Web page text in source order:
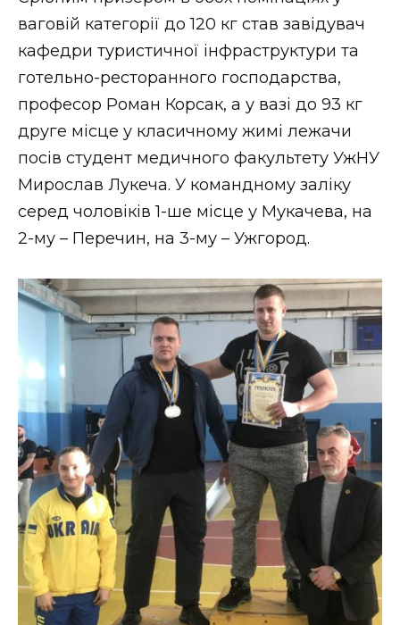
ваговій категорії до 120 кг став завідувач
кафедри туристичної інфраструктури та
готельно-ресторанного господарства,
професор Роман Корсак, а у вазі до 93 кг
друге місце у класичному жимі лежачи
посів студент медичного факультету УжНУ
Мирослав Лукеча. У командному заліку
серед чоловіків 1-ше місце у Мукачева, на
2-му – Перечин, на 3-му – Ужгород.